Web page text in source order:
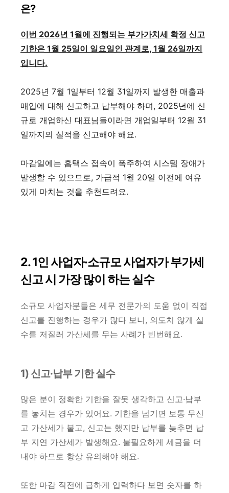
은?
이번 2026년 1월에 진행되는 부가가치세 확정 신고
기한은 1월 25일이 일요일인 관계로, 1월 26일까지
입니다.
2025년 7월 1일부터 12월 31일까지 발생한 매출과
매입에 대해 신고하고 납부해야 하며, 2025년에 신
규로 개업하신 대표님들이라면 개업일부터 12월 31
일까지의 실적을 신고해야 해요.
마감일에는 홈택스 접속이 폭주하여 시스템 장애가
발생할 수 있으므로, 가급적 1월 20일 이전에 여유
있게 마치는 것을 추천드려요.
2. 1인 사업자·소규모 사업자가 부가세
신고 시 가장 많이 하는 실수
소규모 사업자분들은 세무 전문가의 도움 없이 직접
신고를 진행하는 경우가 많다 보니, 의도치 않게 실
수를 저질러 가산세를 무는 사례가 빈번해요.
1) 신고·납부 기한 실수
많은 분이 정확한 기한을 잘못 생각하고 신고·납부
를 놓치는 경우가 있어요. 기한을 넘기면 보통 무신
고 가산세가 붙고, 신고는 했지만 납부를 늦추면 납
부 지연 가산세가 발생해요. 불필요하게 세금을 더
내야 하므로 항상 유의해야 해요.
또한 마감 직전에 급하게 입력하다 보면 숫자를 하